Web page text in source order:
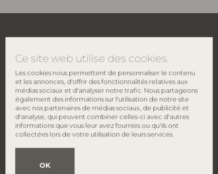
Ce site web utilise des cookies.
Les cookies nous permettent de personnaliser le contenu
et les annonces, d'offrir des fonctionnalités relatives aux
médias sociaux et d'analyser notre trafic. Nous partageons
également des informations sur l'utilisation de notre site
avec nos partenaires de médias sociaux, de publicité et
d'analyse, qui peuvent combiner celles-ci avec d'autres
informations que vous leur avez fournies ou qu'ils ont
collectées lors de votre utilisation de leurs services.
OK
CONTACTER
Bloomingville HQ
Lene Haus Vej 1-5
À PROPOS DE BLOOMINGVILLE
À propos de nous